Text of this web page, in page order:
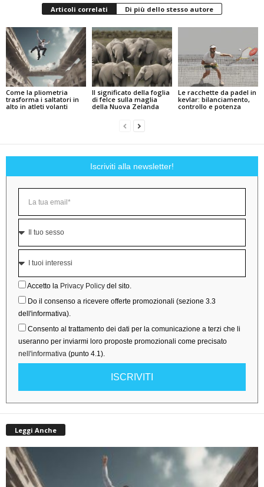
Articoli correlati Di più dello stesso autore
Come la pliometria
trasforma i saltatori in
alto in atleti volanti
Il significato della foglia
di felce sulla maglia
della Nuova Zelanda
Le racchette da padel in
kevlar: bilanciamento,
controllo e potenza
Iscriviti alla newsletter!
Accetto la Privacy Policy del sito.
Do il consenso a ricevere offerte promozionali (sezione 3.3
dell'informativa).
Consento al trattamento dei dati per la comunicazione a terzi che li
useranno per inviarmi loro proposte promozionali come precisato
nell'informativa (punto 4.1).
ISCRIVITI
Leggi Anche